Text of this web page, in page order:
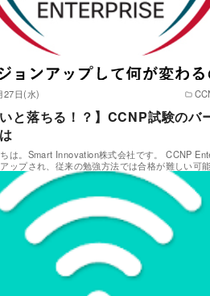
27日(水)
いと落ちる！？】CCNP試験のバ
は。Smart Innovation株式会社です。 CCNP
ップされ、従来の勉強方法では合格が難しい可